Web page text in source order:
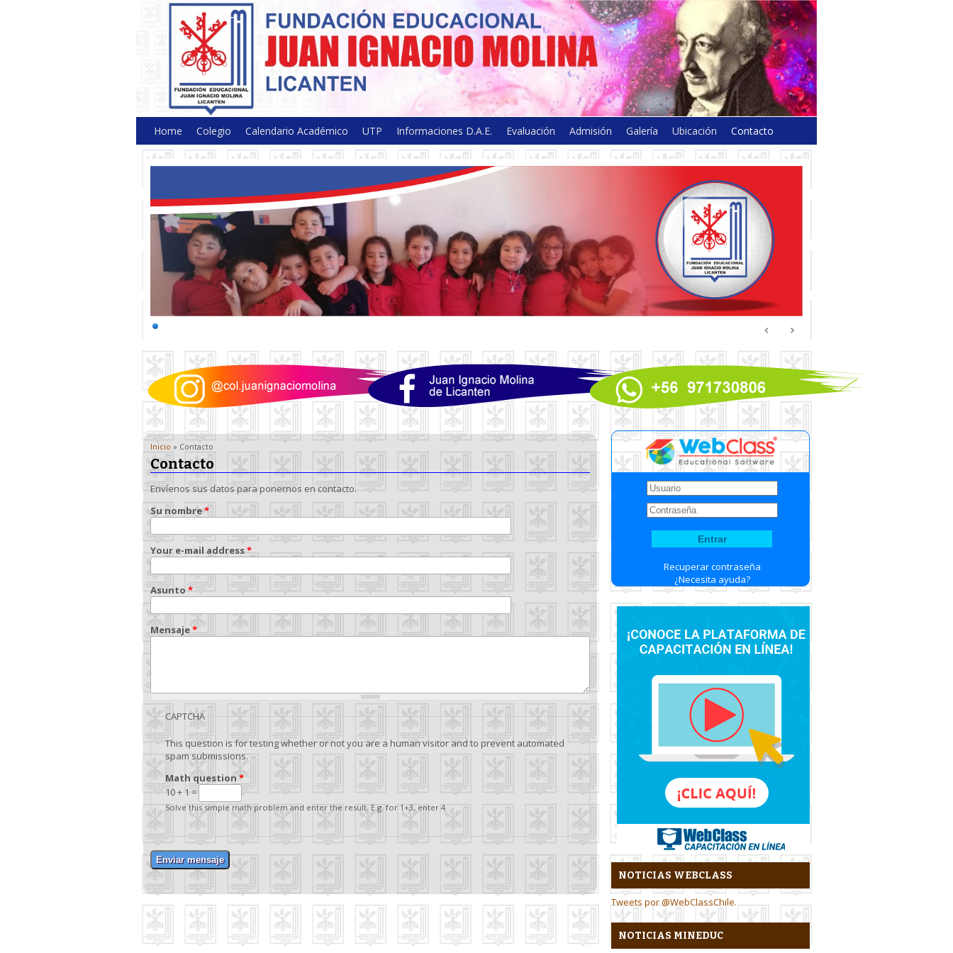
Colegio Juan Ignacio Molina - Licantén
Home Colegio Calendario Académico UTP Informaciones D.A.E. Evaluación Admisión Galería Ubicación Contacto
Inicio » Contacto
Contacto
Envíenos sus datos para ponernos en contacto.
Su nombre*
Your e-mail address*
Asunto *
Mensaje*
CAPTCHA
This question is for testing whether or not you are a human visitor and to prevent automated
spam submissions.
Math question *
10 + 1 =
Solve this simple math problem and enter the result. E.g. for 1+3, enter 4.
Recuperar contraseña
¿Necesita ayuda?
NOTICIAS WEBCLASS
Tweets por @WebClassChile.
NOTICIAS MINEDUC